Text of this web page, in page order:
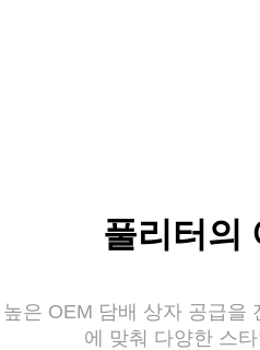
풀리터의
은 OEM 담배 상자 공급
에 맞춰 다양한 스